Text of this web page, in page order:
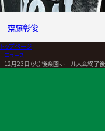
齋藤彰俊
トップページ
ニュース
12月23日（火）後楽園ホール大会終了